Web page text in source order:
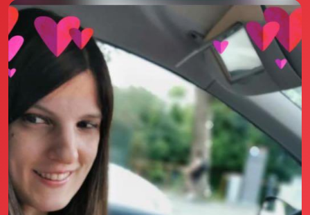
Scopri Club di Più
Le testimonianze Club di Più
La fondatrice Valeria Pilla
Annunci Donne
Agenzia matrimoniale Club di Più
Love Notebook
Il libro Donna di Cuori